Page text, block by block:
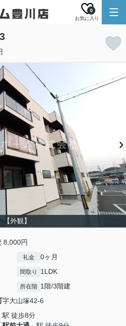
お気に入り
0
【外観】
円
礼金 0ヶ月
間取り 1LDK
所在階 1階/3階建
字大山塚42-6
駅 徒歩8分